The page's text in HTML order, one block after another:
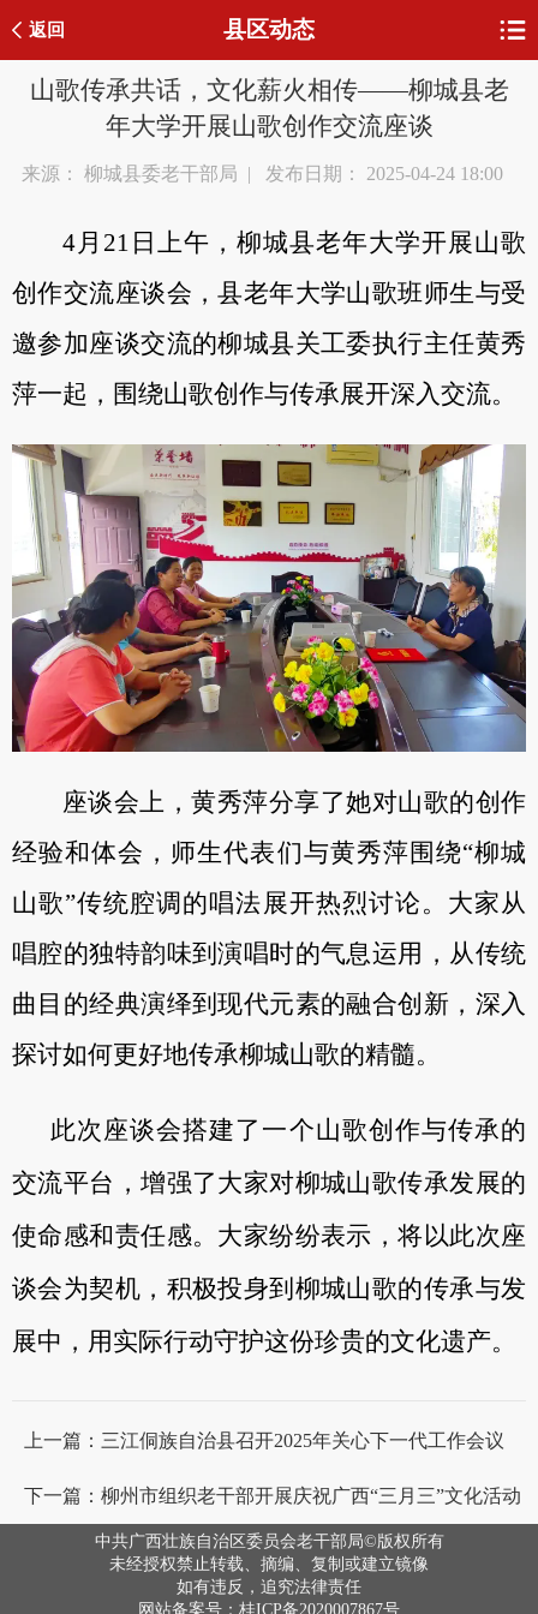
返回 县区动态
山歌传承共话，文化薪火相传——柳城县老
年大学开展山歌创作交流座谈
来源： 柳城县委老干部局 | 发布日期： 2025-04-24 18:00
4月21日上午，柳城县老年大学开展山歌
创作交流座谈会，县老年大学山歌班师生与受
邀参加座谈交流的柳城县关工委执行主任黄秀
萍一起，围绕山歌创作与传承展开深入交流。
座谈会上，黄秀萍分享了她对山歌的创作
经验和体会，师生代表们与黄秀萍围绕“柳城
山歌”传统腔调的唱法展开热烈讨论。大家从
唱腔的独特韵味到演唱时的气息运用，从传统
曲目的经典演绎到现代元素的融合创新，深入
探讨如何更好地传承柳城山歌的精髓。
此次座谈会搭建了一个山歌创作与传承的
交流平台，增强了大家对柳城山歌传承发展的
使命感和责任感。大家纷纷表示，将以此次座
谈会为契机，积极投身到柳城山歌的传承与发
展中，用实际行动守护这份珍贵的文化遗产。
上一篇：三江侗族自治县召开2025年关心下一代工作会议
下一篇：柳州市组织老干部开展庆祝广西“三月三”文化活动
中共广西壮族自治区委员会老干部局©版权所有
未经授权禁止转载、摘编、复制或建立镜像
如有违反，追究法律责任
网站备案号：桂ICP备2020007867号